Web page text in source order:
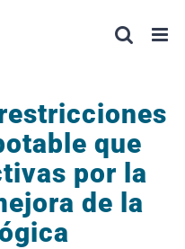
que
por la
de la